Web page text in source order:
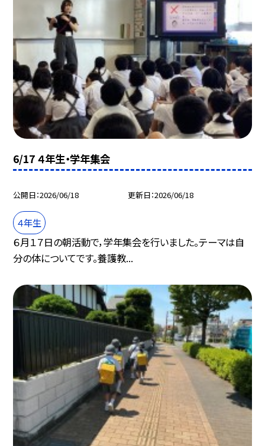
6/17 ４年生・学年集会
公開日 2026/06/18 更新日 2026/06/18
４年生
６月１７日の朝活動で，学年集会を行いました。テーマは自
分の体についてです。養護教...